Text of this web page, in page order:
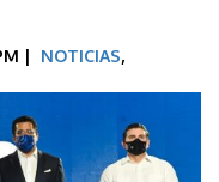
| NOTICIAS,